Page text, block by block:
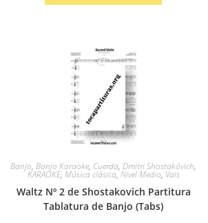
Banjo,Banjo Karaoke, Cuerda,Dmitri Shostakóvich,
KARAOKE, Música clásica,Nivel Medio, Vals
Waltz Nº 2 de Shostakovich Partitura
Tablatura de Banjo (Tabs)